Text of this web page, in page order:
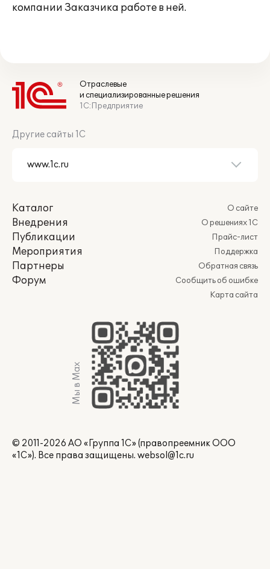
компании Заказчика работе в ней.
Отраслевые
и специализированные решения
1С:Предприятие
Другие сайты 1С
Каталог
Внедрения
Публикации
Мероприятия
Партнеры
Форум
О сайте
О решениях 1С
Прайс-лист
Поддержка
Обратная связь
Сообщить об ошибке
Карта сайта
Мы в Max
© 2011-2026 АО «Группа 1С» (правопреемник ООО
«1С»). Все права защищены. websol@1c.ru